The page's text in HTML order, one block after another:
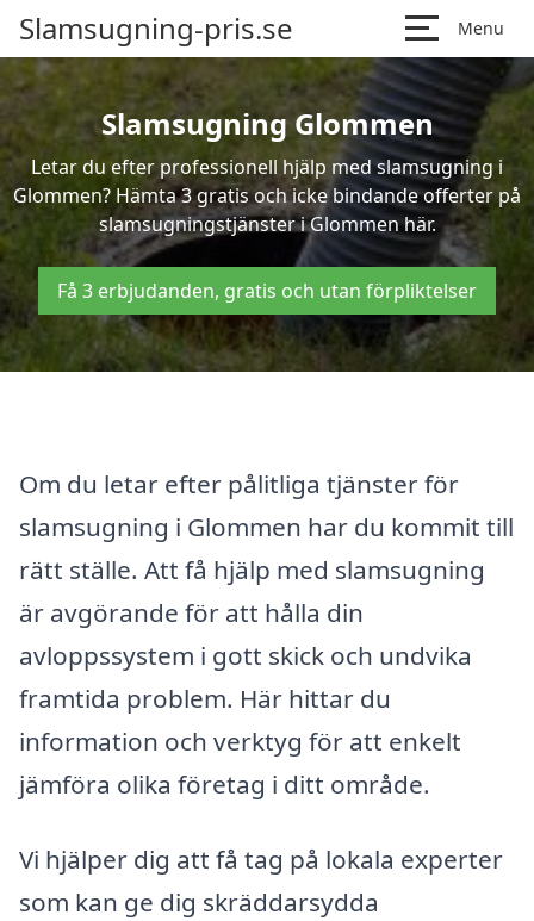
Slamsugning-pris.se Menu
Slamsugning Glommen
Letar du efter professionell hjälp med slamsugning i
Glommen? Hämta 3 gratis och icke bindande offerter på
slamsugningstjänster i Glommen här.
Få 3 erbjudanden, gratis och utan förpliktelser
Om du letar efter pålitliga tjänster för
slamsugning i Glommen har du kommit till
rätt ställe. Att få hjälp med slamsugning
är avgörande för att hålla din
avloppssystem i gott skick och undvika
framtida problem. Här hittar du
information och verktyg för att enkelt
jämföra olika företag i ditt område.
Vi hjälper dig att få tag på lokala experter
som kan ge dig skräddarsydda